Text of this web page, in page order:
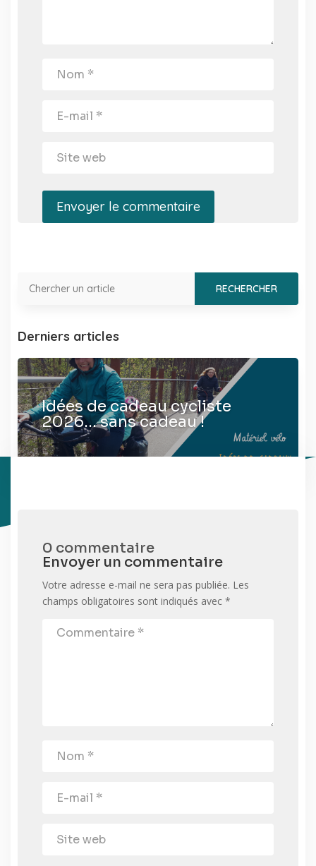
Envoyer le commentaire
Derniers articles
Idées de cadeau cycliste
2026… sans cadeau !
0 commentaire
Envoyer un commentaire
Votre adresse e-mail ne sera pas publiée. Les
champs obligatoires sont indiqués avec *